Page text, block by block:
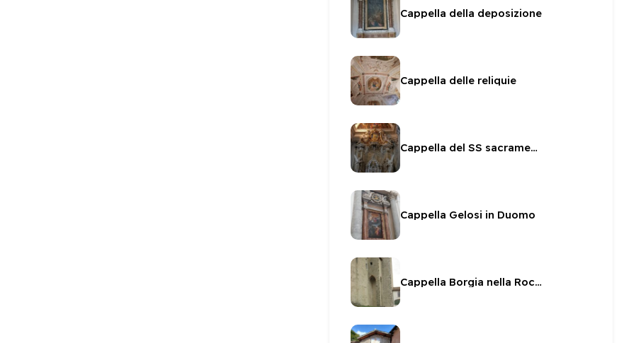
Cappella della deposizione
Cappella delle reliquie
Cappella del SS sacramento
Cappella Gelosi in Duomo
Cappella Borgia nella Rocca